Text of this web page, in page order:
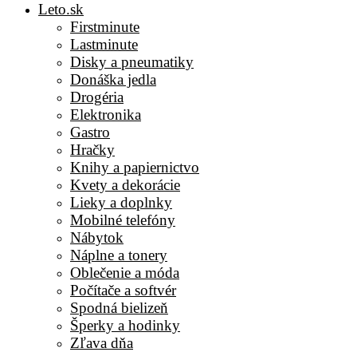
Leto.sk
Firstminute
Lastminute
Disky a pneumatiky
Donáška jedla
Drogéria
Elektronika
Gastro
Hračky
Knihy a papiernictvo
Kvety a dekorácie
Lieky a doplnky
Mobilné telefóny
Nábytok
Náplne a tonery
Oblečenie a móda
Počítače a softvér
Spodná bielizeň
Šperky a hodinky
Zľava dňa